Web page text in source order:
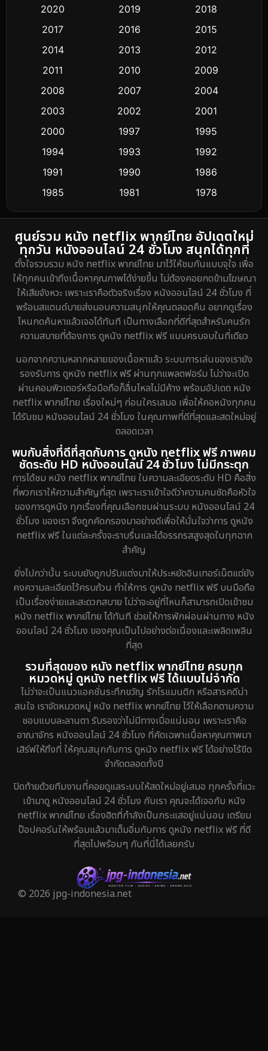
Classic หนังคลาสสิก
Comedy ตลก 323
Conspiracy
Crime อาชญากรรม 263
Culture
Dance เต้น
Detective สืบสวน 5
Detective สืบสวน 40
Disaster 4
Disney+ 14
Documentary สารคดี 67
Drama ดราม่า 608
Dystopian 8
Emotional 52
Epic มหากาพย์ 16
Erotic 7
Family ครอบครัว 143
Fantasy จินตนาการ 170
Gothic 5
Grief 2
HBO Max 1
Heist 5
Historical 25
History ประวัติศาสตร์ 42
1
Horror สยองขวัญ 291
Human 29
Investigation
2020
2019
2018
2017
2016
2015
2014
2013
2012
2011
2010
2009
2008
2007
2004
2003
2002
2001
2000
1997
1995
1994
1993
1992
1991
1990
1986
1985
1981
1978
1974
ศูนย์รวม หนัง netflix พากย์ไทย อัปเดตใหม่
ทุกวัน หนังออนไลน์ 24 ชั่วโมง สนุกได้ทุกที่
ตั้งใจรวบรวม หนัง netflix พากย์ไทย มาไว้ให้ชมกันแบบจุใจ เพื่อ
ให้ทุกคนเข้าถึงเนื้อหาคุณภาพได้ง่ายขึ้น ไม่ต้องคอยกดข้ามโฆษณา
ให้เสียจังหวะ เพราะเราคือตัวจริงเรื่อง หนังออนไลน์ 24 ชั่วโมง ที่
พร้อมสแตนด์บายส่งมอบความสนุกให้คุณตลอดคืน อยากดูเรื่อง
ไหนกดค้นหาแล้วเจอได้ทันที เป็นทางเลือกที่ดีที่สุดสำหรับคนรัก
ความสบายที่ต้องการ ดูหนัง netflix ฟรี แบบครบจบในที่เดียว
นอกจากความหลากหลายของเนื้อหาแล้ว ระบบการเล่นของเรายัง
รองรับการ ดูหนัง netflix ฟรี ผ่านทุกแพลตฟอร์ม ไม่ว่าจะเปิด
ผ่านคอมพิวเตอร์หรือมือถือก็ลื่นไหลไม่มีค้าง พร้อมอัปเดต หนัง
netflix พากย์ไทย เรื่องใหม่ๆ ก่อนใครเสมอ เพื่อให้คอหนังทุกคน
ได้รับชม หนังออนไลน์ 24 ชั่วโมง ในคุณภาพที่ดีที่สุดและสดใหม่อยู่
ตลอดเวลา
พบกับสิ่งที่ดีที่สุดกับการ ดูหนัง netflix ฟรี ภาพคม
ชัดระดับ HD หนังออนไลน์ 24 ชั่วโมง ไม่มีกระตุก
การได้ชม หนัง netflix พากย์ไทย ในความละเอียดระดับ HD คือสิ่ง
ที่พวกเราให้ความสำคัญที่สุด เพราะเราเข้าใจดีว่าความคมชัดคือหัวใจ
ของการดูหนัง ทุกเรื่องที่คุณเลือกชมผ่านระบบ หนังออนไลน์ 24
ชั่วโมง ของเรา จึงถูกคัดกรองมาอย่างดีเพื่อให้มั่นใจว่าการ ดูหนัง
netflix ฟรี ในแต่ละครั้งจะราบรื่นและได้อรรถรสสูงสุดในทุกฉาก
สำคัญ
ยิ่งไปกว่านั้น ระบบยังถูกปรับแต่งมาให้ประหยัดอินเทอร์เน็ตแต่ยัง
คงความละเอียดไว้ครบถ้วน ทำให้การ ดูหนัง netflix ฟรี บนมือถือ
เป็นเรื่องง่ายและสะดวกสบาย ไม่ว่าจะอยู่ที่ไหนก็สามารถเปิดเข้าชม
หนัง netflix พากย์ไทย ได้ทันที ช่วยให้การพักผ่อนผ่านทาง หนัง
ออนไลน์ 24 ชั่วโมง ของคุณเป็นไปอย่างต่อเนื่องและเพลิดเพลิน
ที่สุด
รวมที่สุดของ หนัง netflix พากย์ไทย ครบทุก
หมวดหมู่ ดูหนัง netflix ฟรี ได้แบบไม่จำกัด
ไม่ว่าจะเป็นแนวแอคชั่นระทึกขวัญ รักโรแมนติก หรือสารคดีน่า
สนใจ เราจัดหมวดหมู่ หนัง netflix พากย์ไทย ไว้ให้เลือกตามความ
ชอบแบบละลานตา รับรองว่าไม่มีทางเบื่อแน่นอน เพราะเราคือ
อาณาจักร หนังออนไลน์ 24 ชั่วโมง ที่คัดเฉพาะเนื้อหาคุณภาพมา
เสิร์ฟให้ถึงที่ ให้คุณสนุกกับการ ดูหนัง netflix ฟรี ได้อย่างไร้ขีด
จำกัดตลอดทั้งปี
ปิดท้ายด้วยทีมงานที่คอยดูแลระบบให้สดใหม่อยู่เสมอ ทุกครั้งที่แวะ
เข้ามาดู หนังออนไลน์ 24 ชั่วโมง กับเรา คุณจะได้เจอกับ หนัง
netflix พากย์ไทย เรื่องฮิตที่กำลังเป็นกระแสอยู่แน่นอน เตรียม
ป๊อปคอร์นให้พร้อมแล้วมาเต็มอิ่มกับการ ดูหนัง netflix ฟรี ที่ดี
ที่สุดไปพร้อมๆ กันที่นี่ได้เลยครับ
© 2026 jpg-indonesia.net